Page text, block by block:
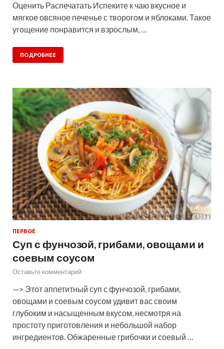
Оценить Распечатать Испеките к чаю вкусное и
мягкое овсяное печенье с творогом и яблоками. Такое
угощение понравится и взрослым, …
ПОДРОБНЕЕ
ПЕРВОЕ
Суп с фунчозой, грибами, овощами и
соевым соусом
Оставьте комментарий
—> Этот аппетитный суп с фунчозой, грибами,
овощами и соевым соусом удивит вас своим
глубоким и насыщенным вкусом, несмотря на
простоту приготовления и небольшой набор
ингредиентов. Обжаренные грибочки и соевый …